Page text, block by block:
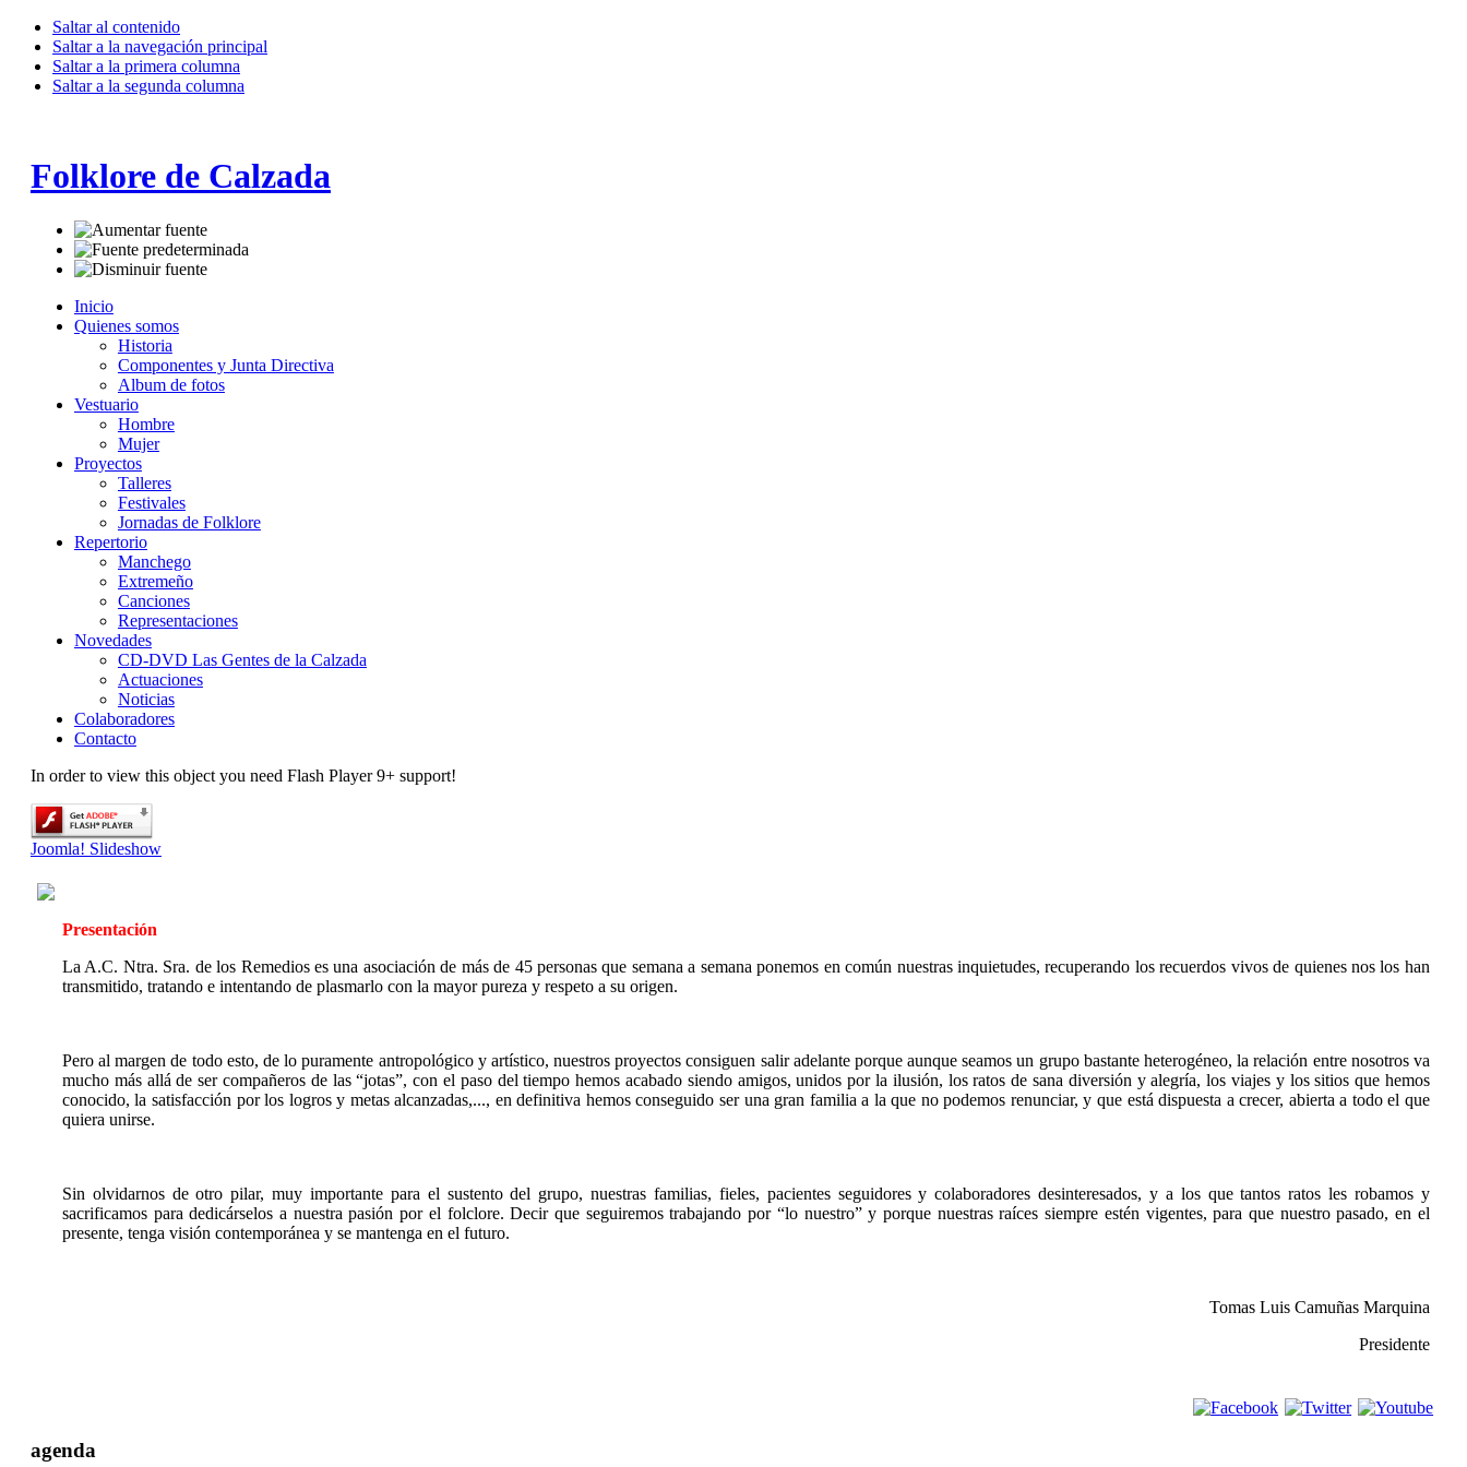
Saltar al contenido
Saltar a la navegación principal
Saltar a la primera columna
Saltar a la segunda columna
Folklore de Calzada
Inicio
Quienes somos
Historia
Componentes y Junta Directiva
Album de fotos
Vestuario
Hombre
Mujer
Proyectos
Talleres
Festivales
Jornadas de Folklore
Repertorio
Manchego
Extremeño
Canciones
Representaciones
Novedades
CD-DVD Las Gentes de la Calzada
Actuaciones
Noticias
Colaboradores
Contacto
In order to view this object you need Flash Player 9+ support!
Joomla! Slideshow
Presentación
La A.C. Ntra. Sra. de los Remedios es una asociación de más de 45 personas que semana a semana ponemos en común nuestras inquietudes, recuperando los recuerdos vivos de quienes nos los han
transmitido, tratando e intentando de plasmarlo con la mayor pureza y respeto a su origen.
Pero al margen de todo esto, de lo puramente antropológico y artístico, nuestros proyectos consiguen salir adelante porque aunque seamos un grupo bastante heterogéneo, la relación entre nosotros va
mucho más allá de ser compañeros de las “jotas”, con el paso del tiempo hemos acabado siendo amigos, unidos por la ilusión, los ratos de sana diversión y alegría, los viajes y los sitios que hemos
conocido, la satisfacción por los logros y metas alcanzadas,..., en definitiva hemos conseguido ser una gran familia a la que no podemos renunciar, y que está dispuesta a crecer, abierta a todo el que
quiera unirse.
Sin olvidarnos de otro pilar, muy importante para el sustento del grupo, nuestras familias, fieles, pacientes seguidores y colaboradores desinteresados, y a los que tantos ratos les robamos y
sacrificamos para dedicárselos a nuestra pasión por el folclore. Decir que seguiremos trabajando por “lo nuestro” y porque nuestras raíces siempre estén vigentes, para que nuestro pasado, en el
presente, tenga visión contemporánea y se mantenga en el futuro.
Tomas Luis Camuñas Marquina
Presidente
agenda